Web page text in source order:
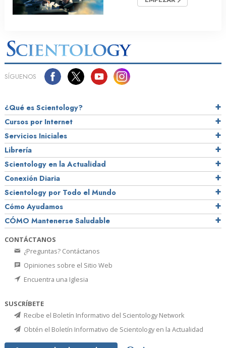
SÍGUENOS
¿Qué es Scientology?
Cursos por Internet
Servicios Iniciales
Librería
Scientology en la Actualidad
Conexión Diaria
Scientology por Todo el Mundo
Cómo Ayudamos
CÓMO Mantenerse Saludable
CONTÁCTANOS
¿Preguntas? Contáctanos
Opiniones sobre el Sitio Web
Encuentra una Iglesia
SUSCRÍBETE
Recibe el Boletín Informativo del Scientology Network
Obtén el Boletín Informativo de Scientology en la Actualidad